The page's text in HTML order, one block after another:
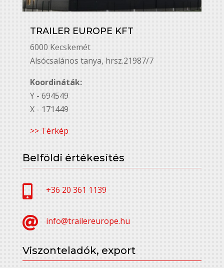
TRAILER EUROPE KFT
6000 Kecskemét
Alsó￳csalános tanya, hrsz.21987/7
Koordináták:
Y - 694549
X - 171449
>> Térkép
Belföldi értékesítés
 +36 20 361 1139
 info@trailereurope.hu
Viszonteladók, export